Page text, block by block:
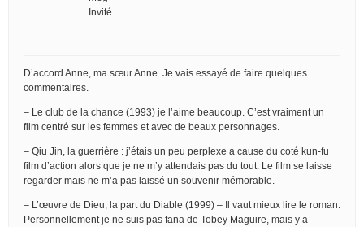
Invité
D’accord Anne, ma sœur Anne. Je vais essayé de faire quelques
commentaires.
– Le club de la chance (1993) je l’aime beaucoup. C’est vraiment un
film centré sur les femmes et avec de beaux personnages.
– Qiu Jin, la guerrière : j’étais un peu perplexe a cause du coté kun-fu
film d’action alors que je ne m’y attendais pas du tout. Le film se laisse
regarder mais ne m’a pas laissé un souvenir mémorable.
– L’œuvre de Dieu, la part du Diable (1999) – Il vaut mieux lire le roman.
Personnellement je ne suis pas fana de Tobey Maguire, mais y a